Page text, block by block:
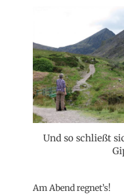
Und so schließt
Am Abend regnet’s!